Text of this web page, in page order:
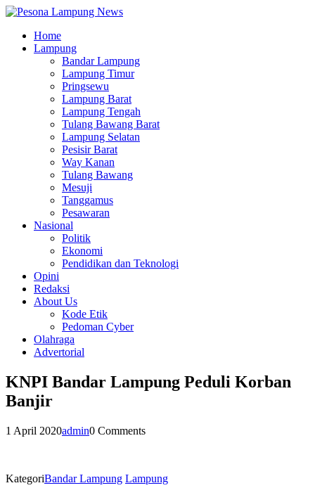
Home
Lampung
Bandar Lampung
Lampung Timur
Pringsewu
Lampung Barat
Lampung Tengah
Tulang Bawang Barat
Lampung Selatan
Pesisir Barat
Way Kanan
Tulang Bawang
Mesuji
Tanggamus
Pesawaran
Nasional
Politik
Ekonomi
Pendidikan dan Teknologi
Opini
Redaksi
About Us
Kode Etik
Pedoman Cyber
Olahraga
Advertorial
KNPI Bandar Lampung Peduli Korban
Banjir
1 April 2020admin0 Comments
KategoriBandar Lampung Lampung